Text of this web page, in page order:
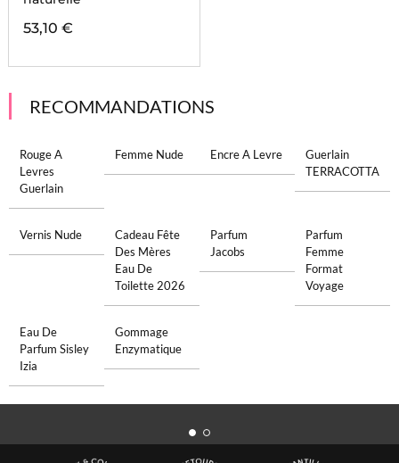
53,10 €
RECOMMANDATIONS
Rouge A
Levres
Guerlain
Femme Nude Encre A Levre
Guerlain
TERRACOTTA
Vernis Nude
Cadeau Fête
Des Mères
Eau De
Toilette 2026
Parfum
Jacobs
Parfum
Femme
Format
Voyage
Eau De
Parfum Sisley
Izia
Gommage
Enzymatique